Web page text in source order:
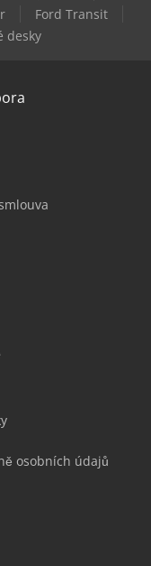
Ford Transit
desky
osobních údajů